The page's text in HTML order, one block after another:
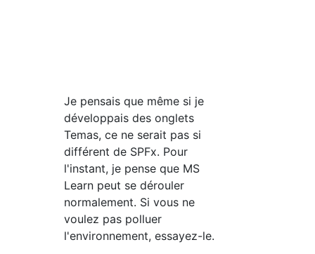
Je pensais que même si je
développais des onglets
Temas, ce ne serait pas si
différent de SPFx. Pour
l'instant, je pense que MS
Learn peut se dérouler
normalement. Si vous ne
voulez pas polluer
l'environnement, essayez-le.